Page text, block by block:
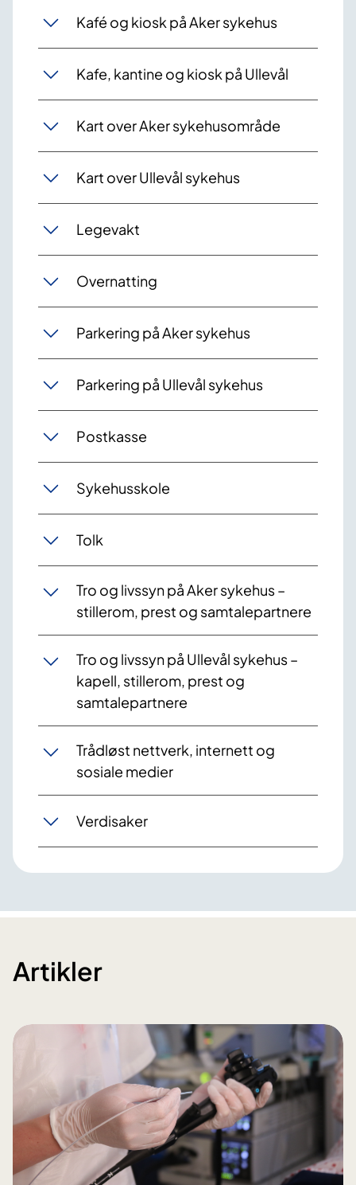
Kafé og kiosk på Aker sykehus
Kafe, kantine og kiosk på Ullevål
Kart over Aker sykehusområde
Kart over Ullevål sykehus
Legevakt
Overnatting
Parkering på Aker sykehus
Parkering på Ullevål sykehus
Postkasse
Sykehusskole
Tolk
Tro og livssyn på Aker sykehus –
stillerom, prest og samtalepartnere
Tro og livssyn på Ullevål sykehus –
kapell, stillerom, prest og
samtalepartnere
Trådløst nettverk, internett og
sosiale medier
Verdisaker
Artikler